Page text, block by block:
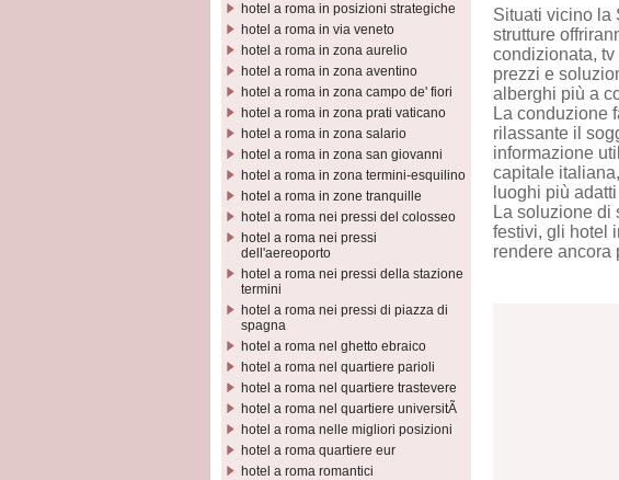
Situati vicino la
strutture
condizionata,
prezzi e
alberghi più a
La conduzione
rilassante il
informazione
capitale
luoghi più
La soluzione di
festivi, gli hotel
rendere ancora
hotel a roma in posizioni strategiche
hotel a roma in via veneto
hotel a roma in zona aurelio
hotel a roma in zona aventino
hotel a roma in zona campo de' fiori
hotel a roma in zona prati vaticano
hotel a roma in zona salario
hotel a roma in zona san giovanni
hotel a roma in zona termini-esquilino
hotel a roma in zone tranquille
hotel a roma nei pressi del colosseo
hotel a roma nei pressi
dell'aereoporto
hotel a roma nei pressi della stazione
termini
hotel a roma nei pressi di piazza di
spagna
hotel a roma nel ghetto ebraico
hotel a roma nel quartiere parioli
hotel a roma nel quartiere trastevere
hotel a roma nel quartiere universitÃ
hotel a roma nelle migliori posizioni
hotel a roma quartiere eur
hotel a roma romantici